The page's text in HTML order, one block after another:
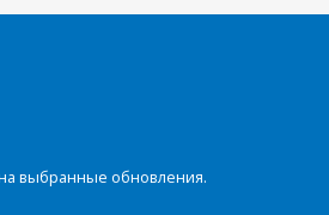
выбранные обновления.